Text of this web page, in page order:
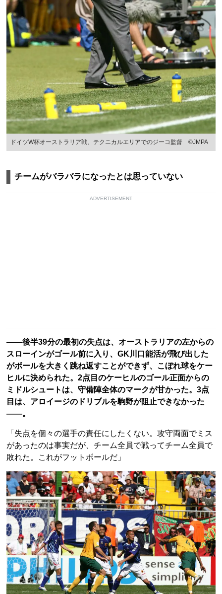
ドイツW杯オーストラリア戦、テクニカルエリアでのジーコ監督 ©JMPA
チームがバラバラになったとは思っていない
ADVERTISEMENT
――後半39分の最初の失点は、オーストラリアの左からの
スローインがゴール前に入り、GK川口能活が飛び出した
がボールを大きく跳ね返すことができず、こぼれ球をケー
ヒルに決められた。2点目のケーヒルのゴール正面からの
ミドルシュートは、守備陣全体のマークが甘かった。3点
目は、アロイージのドリブルを駒野が阻止できなかった
――。
「失点を個々の選手の責任にしたくない。攻守両面でミス
があったのは事実だが、チーム全員で戦ってチーム全員で
敗れた。これがフットボールだ」